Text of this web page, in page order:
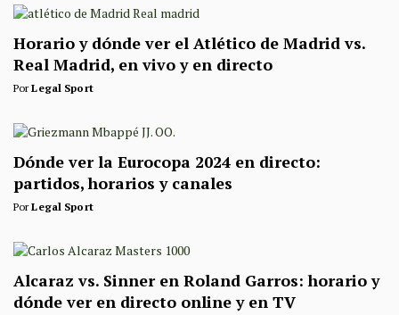
Horario y dónde ver el Atlético de Madrid vs.
Real Madrid, en vivo y en directo
PorLegal Sport
Dónde ver la Eurocopa 2024 en directo:
partidos, horarios y canales
PorLegal Sport
Alcaraz vs. Sinner en Roland Garros: horario y
dónde ver en directo online y en TV